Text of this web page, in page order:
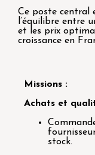
Ce poste central
l’équilibre entre
et les prix
croissance en
Missions :
Achats et
stock.